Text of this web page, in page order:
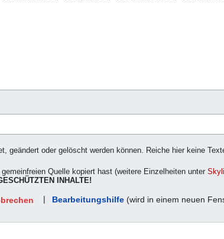
oder gelöscht werden können. Reiche hier keine
Quelle kopiert hast (weitere Einzelheiten unter
INHALTE!
| Bearbeitungshilfe (wird in einem neuen